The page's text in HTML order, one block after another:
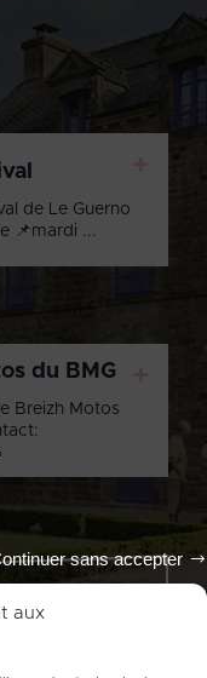
aux
sans accepter
de Le Guerno
📌mardi ...
du BMG
Breizh Motos